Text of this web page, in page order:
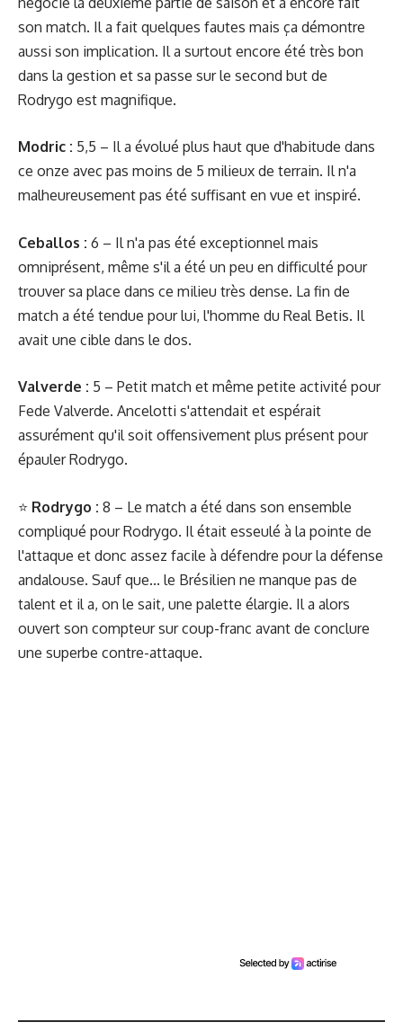
son match. Il a fait quelques fautes mais ça démontre
aussi son implication. Il a surtout encore été très bon
dans la gestion et sa passe sur le second but de
Rodrygo est magnifique.
Modric : 5,5 – Il a évolué plus haut que d'habitude dans
ce onze avec pas moins de 5 milieux de terrain. Il n'a
malheureusement pas été suffisant en vue et inspiré.
Ceballos : 6 – Il n'a pas été exceptionnel mais
omniprésent, même s'il a été un peu en difficulté pour
trouver sa place dans ce milieu très dense. La fin de
match a été tendue pour lui, l'homme du Real Betis. Il
avait une cible dans le dos.
Valverde : 5 – Petit match et même petite activité pour
Fede Valverde. Ancelotti s'attendait et espérait
assurément qu'il soit offensivement plus présent pour
épauler Rodrygo.
⭐️ Rodrygo : 8 – Le match a été dans son ensemble
compliqué pour Rodrygo. Il était esseulé à la pointe de
l'attaque et donc assez facile à défendre pour la défense
andalouse. Sauf que... le Brésilien ne manque pas de
talent et il a, on le sait, une palette élargie. Il a alors
ouvert son compteur sur coup-franc avant de conclure
une superbe contre-attaque.